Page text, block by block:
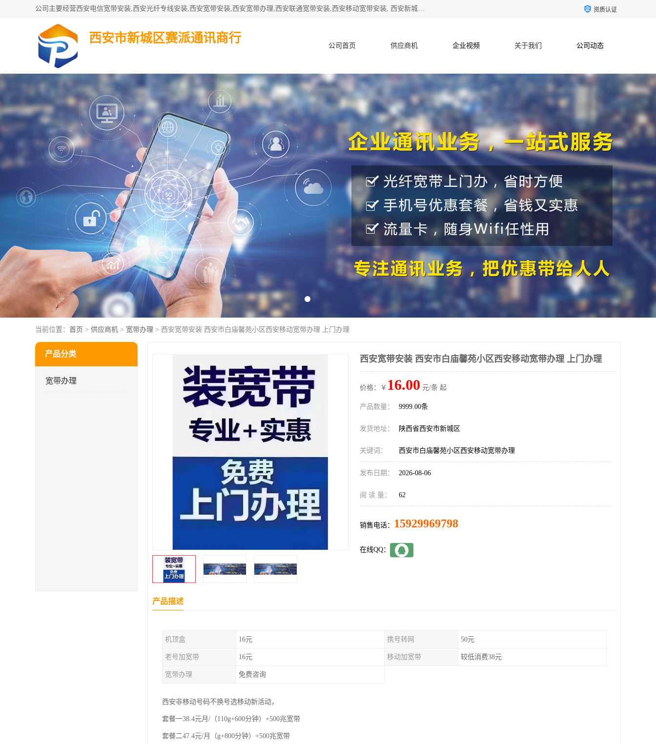
公司主要经营西安电信宽带安装,西安光纤专线安装,西安宽带安装,西安宽带办理,西安联通宽带安装,西安移动宽带安装, 西安新城赛派通讯商行从事西安地区的联通，移动，电信宽带安装，光纤专线安装，宽带办理等业务 资质认证
西安市新城区赛派通讯商行
公司首页 供应商机 企业视频 关于我们 公司动态
产品知识 客户案例 联系方式
当前位置： 首页 > 供应商机 > 宽带办理 > 西安宽带安装 西安市白庙馨苑小区西安移动宽带办理 上门办理
产品分类
宽带办理
西安宽带安装 西安市白庙馨苑小区西安移动宽带办理 上门办理
价格：￥ 16.00 元/条 起
产品数量： 9999.00条
发货地址： 陕西省西安市新城区
关键词： 西安市白庙馨苑小区西安移动宽带办理
发布日期： 2026-08-06
阅 读 量： 62
销售电话： 15929969798
在线QQ：
产品描述
机顶盒 16元 携号转网 50元
老号加宽带 16元 移动加宽带 较低消费38元
宽带办理 免费咨询
西安非移动号码不换号选移动新活动，
套餐一38.4元月/（110g+600分钟）+500兆宽带
套餐二47.4元/月（g+800分钟）+500兆宽带